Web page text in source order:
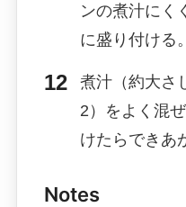
ンの煮汁にく
に盛り付ける。
煮汁（約大さ
2）をよく混
けたらできあ
Notes